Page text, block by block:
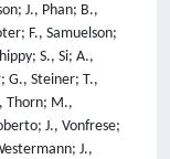
J., Phan; B.,
F., Samuelson;
S., Si; A.,
G., Steiner; T.,
Thorn; M.,
J., Vonfrese;
J.,